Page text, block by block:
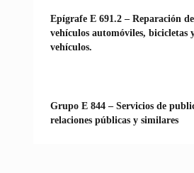
Epígrafe E 691.2 – Reparación de
vehículos automóviles, bicicletas
vehículos.
Grupo E 844 – Servicios de
relaciones públicas y similares